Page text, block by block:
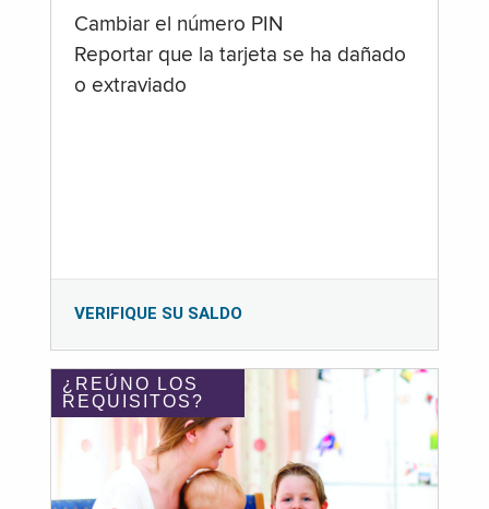
Cambiar el número PIN
Reportar que la tarjeta se ha dañado
o extraviado
VERIFIQUE SU SALDO
¿REÚNO LOS
REQUISITOS?